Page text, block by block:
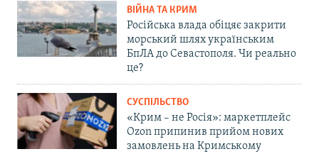
ВІЙНА ТА КРИМ
Російська влада обіцяє закрити
морський шлях українським
БпЛА до Севастополя. Чи реально
це?
СУСПІЛЬСТВО
«Крим – не Росія»: маркетплейс
Ozon припинив прийом нових
замовлень на Кримському